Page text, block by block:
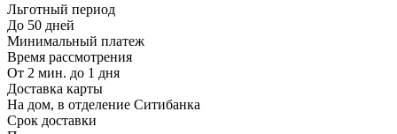
Льготный период
До 50 дней
Минимальный платеж
Время рассмотрения
От 2 мин. до 1 дня
Доставка карты
На дом, в отделение Ситибанка
Срок доставки